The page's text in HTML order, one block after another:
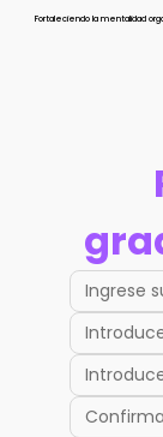
Fortaleciendo la mentalidad